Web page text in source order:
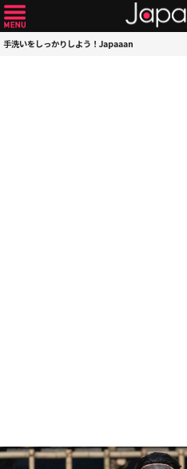
手洗いをしっかりしよう！Japaaan